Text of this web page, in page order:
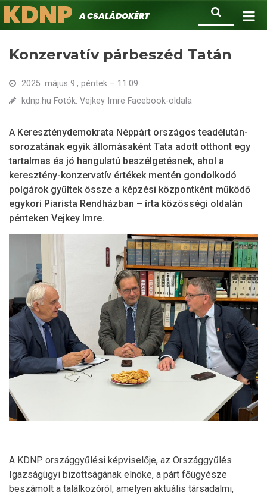
Ugrás
a
Keresés
KDNPA családokért.
Konzervatív párbeszéd Tatán
2025. május 9., péntek – 11:09
kdnp.hu Fotók: Vejkey Imre Facebook-oldala
A Kereszténydemokrata Néppárt országos teadélután-
sorozatának egyik állomásaként Tata adott otthont egy
tartalmas és jó hangulatú beszélgetésnek, ahol a
keresztény-konzervatív értékek mentén gondolkodó
polgárok gyűltek össze a képzési központként működő
egykori Piarista Rendházban – írta közösségi oldalán
pénteken Vejkey Imre.
A KDNP országgyűlési képviselője, az Országgyűlés
Igazságügyi bizottságának elnöke, a párt főügyésze
beszámolt a találkozóról, amelyen aktuális társadalmi,